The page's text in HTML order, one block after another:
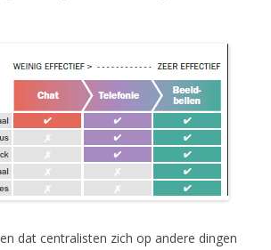
dat centralisten zich op andere dingen